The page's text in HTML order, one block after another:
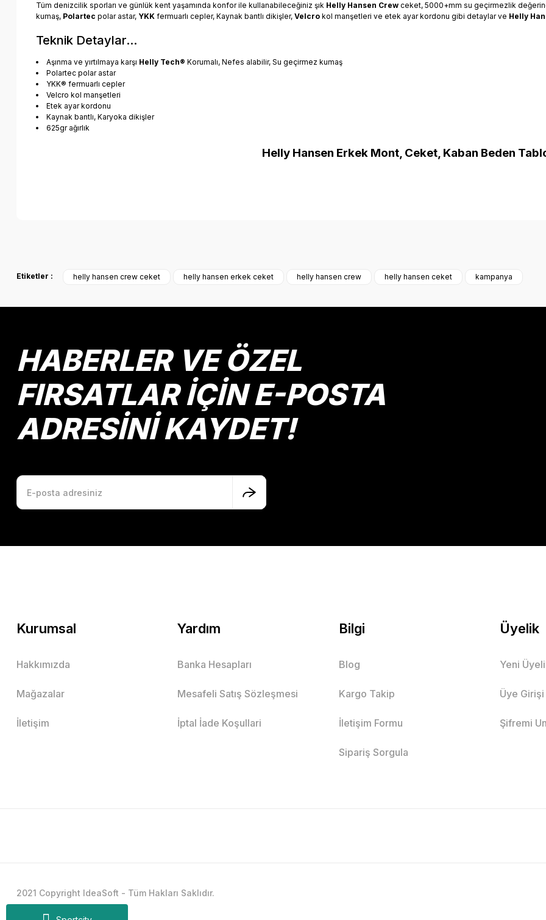
Tüm denizcilik sporları ve günlük kent yaşamında konfor ile kullanabileceğiniz şık Helly Hansen Crew ceket, 5000+mm su geçirmezlik
kumaş, Polartec polar astar, YKK fermuarlı cepler, Kaynak bantlı dikişler, Velcro kol manşetleri ve etek ayar kordonu gibi detaylar ve Helly
Teknik Detaylar...
Aşınma ve yırtılmaya karşı Helly Tech® Korumalı, Nefes alabilir, Su geçirmez kumaş
Polartec polar astar
YKK® fermuarlı cepler
Velcro kol manşetleri
Etek ayar kordonu
Kaynak bantlı, Karyoka dikişler
625gr ağırlık
Helly Hansen Erkek Mont, Ceket, Kaban Beden
Ürün açıklamasında eksik bilgiler bulunuyor.
Bu ürüne benzer farklı alternatifler olmalı.
Etiketler : helly hansen crew ceket helly hansen erkek ceket helly hansen crew helly hansen ceket kampanya
HABERLER VE ÖZEL
FIRSATLAR İÇİN E-POSTA
ADRESİNİ KAYDET!
Kurumsal
Hakkımızda
Mağazalar
İletişim
Yardım
Banka Hesapları
Mesafeli Satış Sözleşmesi
İptal İade Koşullari
Bilgi
Blog
Kargo Takip
İletişim Formu
Sipariş Sorgula
Üyelik
Yeni
Üye Girişi
Şifremi
2021 Copyright IdeaSoft - Tüm Hakları Saklıdır.